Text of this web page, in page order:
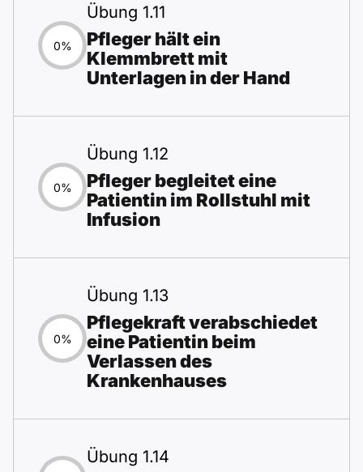
0%
Übung 1.11
Pfleger hält ein
Klemmbrett mit
Unterlagen in der Hand
0%
Übung 1.12
Pfleger begleitet eine
Patientin im Rollstuhl mit
Infusion
0%
Übung 1.13
Pflegekraft verabschiedet
eine Patientin beim
Verlassen des
Krankenhauses
Übung 1.14